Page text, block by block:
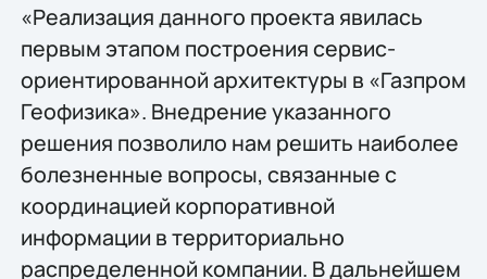
«Реализация данного проекта явилась
первым этапом построения сервис-
ориентированной архитектуры в «Газпром
Геофизика». Внедрение указанного
решения позволило нам решить наиболее
болезненные вопросы, связанные с
координацией корпоративной
информации в территориально
распределенной компании. В дальнейшем